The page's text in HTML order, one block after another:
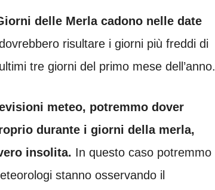
delle Merla cadono nelle date
risultare i giorni più freddi di
tre giorni del primo mese dell’anno.
meteo, potremmo dover
durante i giorni della merla,
insolita. In questo caso potremmo
stanno osservando il